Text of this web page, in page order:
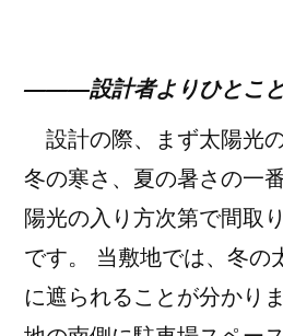
―――設計者よりひとこ
設計の際、まず太陽光
冬の寒さ、夏の暑さの一
陽光の入り方次第で間取
です。 当敷地では、冬の
に遮られることが分かり